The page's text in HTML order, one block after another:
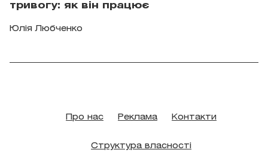
тривогу: як він працює
Юлія Любченко
Про нас Реклама Контакти
Структура власності